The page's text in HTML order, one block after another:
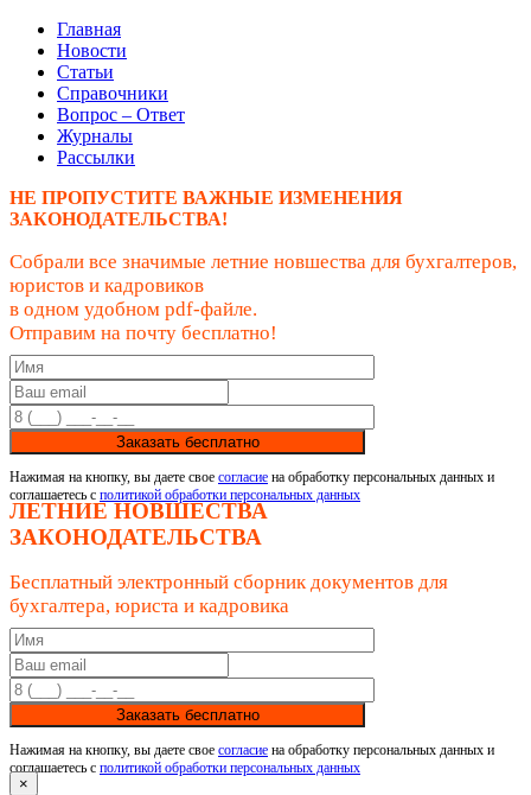
Главная
Новости
Статьи
Справочники
Вопрос – Ответ
Журналы
Рассылки
НЕ ПРОПУСТИТЕ ВАЖНЫЕ ИЗМЕНЕНИЯ
ЗАКОНОДАТЕЛЬСТВА!
Собрали все значимые летние новшества для бухгалтеров,
юристов и кадровиков
в одном удобном pdf-файле.
Отправим на почту бесплатно!
Заказать бесплатно
Нажимая на кнопку, вы даете свое согласие на обработку персональных данных и
соглашаетесь с политикой обработки персональных данных
ЛЕТНИЕ НОВШЕСТВА
ЗАКОНОДАТЕЛЬСТВА
Бесплатный электронный сборник документов для
бухгалтера, юриста и кадровика
Заказать бесплатно
Нажимая на кнопку, вы даете свое согласие на обработку персональных данных и
соглашаетесь с политикой обработки персональных данных
×